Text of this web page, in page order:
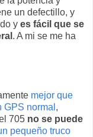
un defectillo, y
y es fácil que se
. A mi se me ha
mejor que
normal ,
705 no se puede
pequeño truco